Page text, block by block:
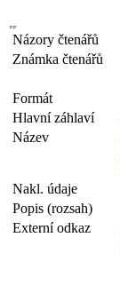
Názory čtenářů
Známka čtenářů
Formát
Hlavní záhlaví
Název
Nakl. údaje
Popis (rozsah)
Externí odkaz